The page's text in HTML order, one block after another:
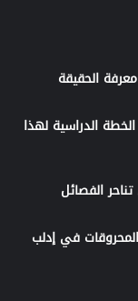
الحقيقة
الدراسية لهذا
الفصائل
في إدلب